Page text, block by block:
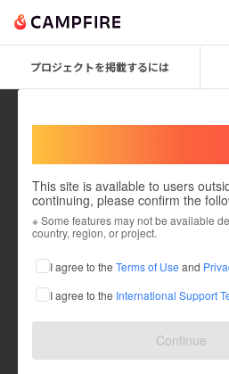
プロジェクトを掲載するには
This site is available to users
continuing, please confirm the
※ Some features may not be available
country, region, or project.
I agree to the Terms of Use and
I agree to the International Support
Continue
これまでに1件のプロジェクトを投稿
在住国：日本 現在地：兵庫県
出身国：日本 出身地：未設定
900名が参加するハイブリッドビジネス
ールーム。